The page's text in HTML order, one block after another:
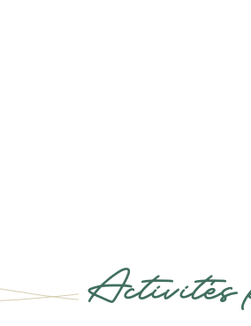
Activités